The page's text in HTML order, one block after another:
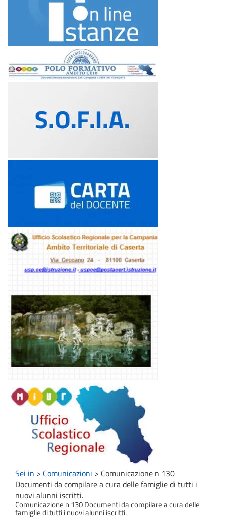
Sei in > Comunicazioni > Comunicazione n 130
Documenti da compilare a cura delle famiglie di tutti i
nuovi alunni iscritti.
Comunicazione n 130 Documenti da compilare a cura delle
famiglie di tutti i nuovi alunni iscritti.